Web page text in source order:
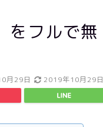
をフルで無
月29日 2019年10月29日